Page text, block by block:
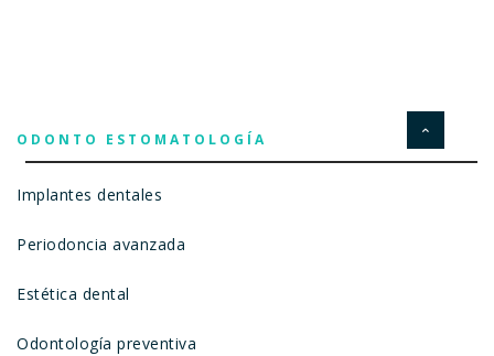
ODONTO ESTOMATOLOGÍA
Implantes dentales
Periodoncia avanzada
Estética dental
Odontología preventiva